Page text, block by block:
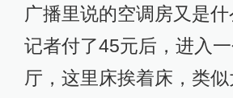
广播里说的空调房又是什
记者付了45元后，进入
厅，这里床挨着床，类